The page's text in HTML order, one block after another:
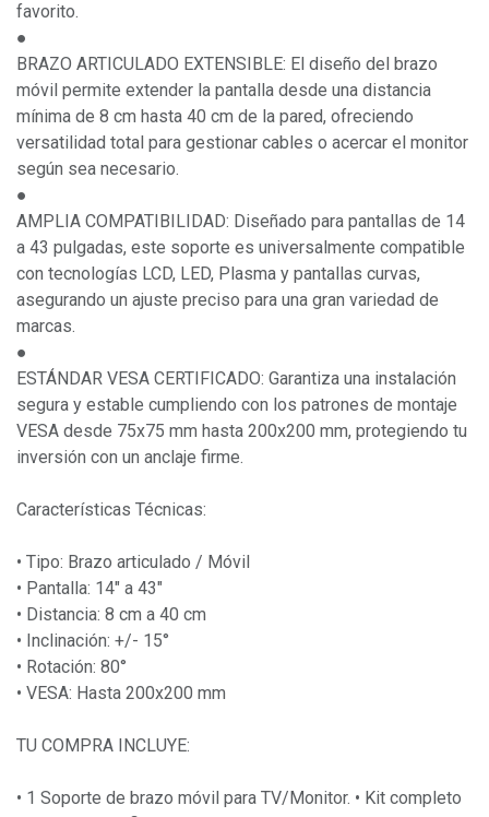
favorito.
●
BRAZO ARTICULADO EXTENSIBLE: El diseño del brazo
móvil permite extender la pantalla desde una distancia
mínima de 8 cm hasta 40 cm de la pared, ofreciendo
versatilidad total para gestionar cables o acercar el monitor
según sea necesario.
●
AMPLIA COMPATIBILIDAD: Diseñado para pantallas de 14
a 43 pulgadas, este soporte es universalmente compatible
con tecnologías LCD, LED, Plasma y pantallas curvas,
asegurando un ajuste preciso para una gran variedad de
marcas.
●
ESTÁNDAR VESA CERTIFICADO: Garantiza una instalación
segura y estable cumpliendo con los patrones de montaje
VESA desde 75x75 mm hasta 200x200 mm, protegiendo tu
inversión con un anclaje firme.
Características Técnicas:
• Tipo: Brazo articulado / Móvil
• Pantalla: 14" a 43"
• Distancia: 8 cm a 40 cm
• Inclinación: +/- 15°
• Rotación: 80°
• VESA: Hasta 200x200 mm
TU COMPRA INCLUYE:
• 1 Soporte de brazo móvil para TV/Monitor. • Kit completo